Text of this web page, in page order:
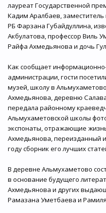
лауреат Государственной
Кадим Аралбаев,
РБ Фарзана Губайдуллина,
Акбулатова, профессор Виль
Райфа Ахмедьянова и дочь
Как сообщает
администрации, гости
музей, школу в
Ахмедьянова, деревню
передала районному
Альмухаметовской школы
экспонаты, отражающие
Ахмедьянова, переизданный
году сборник его лучших
В деревне Альмухаметово
в основание будущего
Ахмедьянова и других
Рамазана Уметбаева и